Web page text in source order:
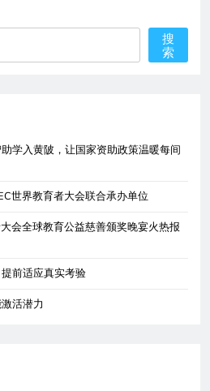
搜
索
学入黄陂，让国家资助政策温暖每间
世界教育者大会联合承办单位
会全球教育公益慈善颁奖晚宴火热报
前适应真实考验
活潜力